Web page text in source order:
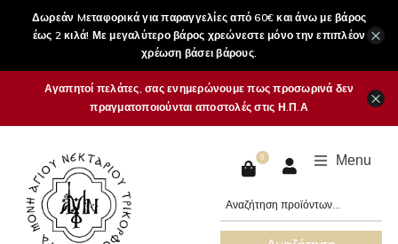
Δωρεάν Mεταφορικά για παραγγελίες από 60€ και άνω με βάρος
έως 2 κιλά! Με μεγαλύτερο βάρος χρεώνεστε μόνο την επιπλέον
χρέωση βάσει βάρους.
×
Αγαπητοί πελάτες, σας ενημερώνουμε πως προσωρινά δεν
πραγματοποιούνται αποστολές στις Η.Π.Α
×
0 Menu